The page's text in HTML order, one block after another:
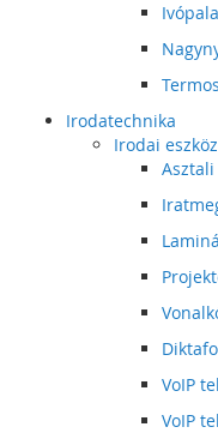
Irodatechnika
Irodai
VoIP
VoIP